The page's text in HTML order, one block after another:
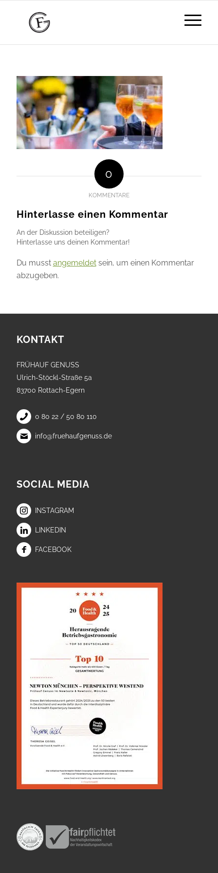
0
KOMMENTARE
Hinterlasse einen Kommentar
An der Diskussion beteiligen?
Hinterlasse uns deinen Kommentar!
Du musst angemeldetsein, um einen Kommentar
abzugeben.
KONTAKT
FRÜHAUF GENUSS
Ulrich-Stöckl-Straße 5a
83700 Rottach-Egern
0 80 22 / 50 80 110
info@fruehaufgenuss.de
SOCIAL MEDIA
INSTAGRAM
LINKEDIN
FACEBOOK